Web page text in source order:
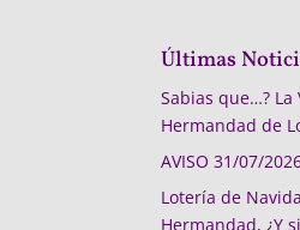
Últimas
Sabias que…?
Hermandad de
AVISO 31/07/
Lotería de
Hermandad, ¿Y